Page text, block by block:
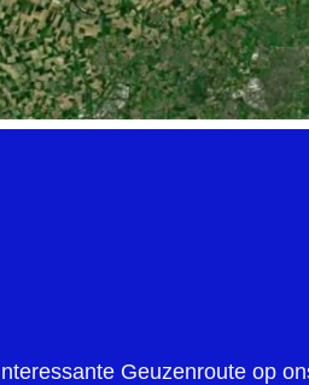
Geuzenroute op